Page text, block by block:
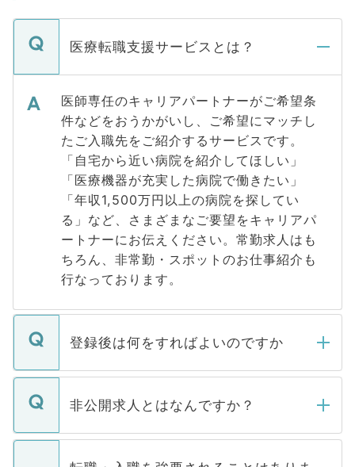
医療転職支援サービスとは？
医師専任のキャリアパートナーがご希望条
件などをおうかがいし、ご希望にマッチし
たご入職先をご紹介するサービスです。
「自宅から近い病院を紹介してほしい」
「医療機器が充実した病院で働きたい」
「年収1,500万円以上の病院を探してい
る」など、さまざまなご要望をキャリアパ
ートナーにお伝えください。常勤求人はも
ちろん、非常勤・スポットのお仕事紹介も
行なっております。
登録後は何をすればよいのですか
ご登録いただきましたら、弊社担当者がご
登録内容を確認し、その後メールもしくは
ます。通常、5営業日以内にはご連絡をせて
いただきますので、しばらくお待ちくださ
非公開求人とはなんですか？
マイナビDOCTORで取り扱っている求人の